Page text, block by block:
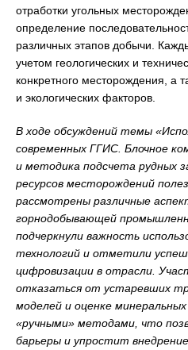
отработки угольных
определение
различных этапов добычи.
учетом геологических и
конкретного месторождения, а
и экологических факторов.
В ходе обсуждений темы
современных ГГИС. Блочное
и методика подсчета рудных
ресурсов месторождений
рассмотрены различные
горнодобывающей
подчеркнули важность
технологий и отметили
цифровизации в отрасли.
отказаться от устаревших
моделей и оценке
«ручными» методами, что
барьеры и упростит